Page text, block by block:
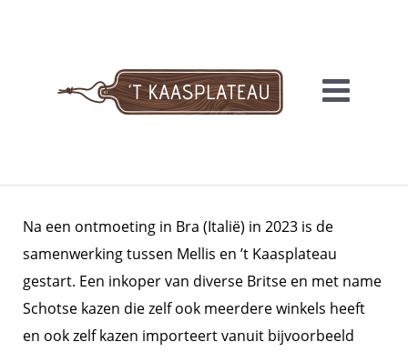
Na een ontmoeting in Bra (Italië) in 2023 is de
samenwerking tussen Mellis en ’t Kaasplateau
gestart. Een inkoper van diverse Britse en met name
Schotse kazen die zelf ook meerdere winkels heeft
en ook zelf kazen importeert vanuit bijvoorbeeld